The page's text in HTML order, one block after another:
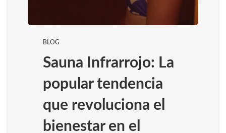
BLOG
Sauna Infrarrojo: La
popular tendencia
que revoluciona el
bienestar en el